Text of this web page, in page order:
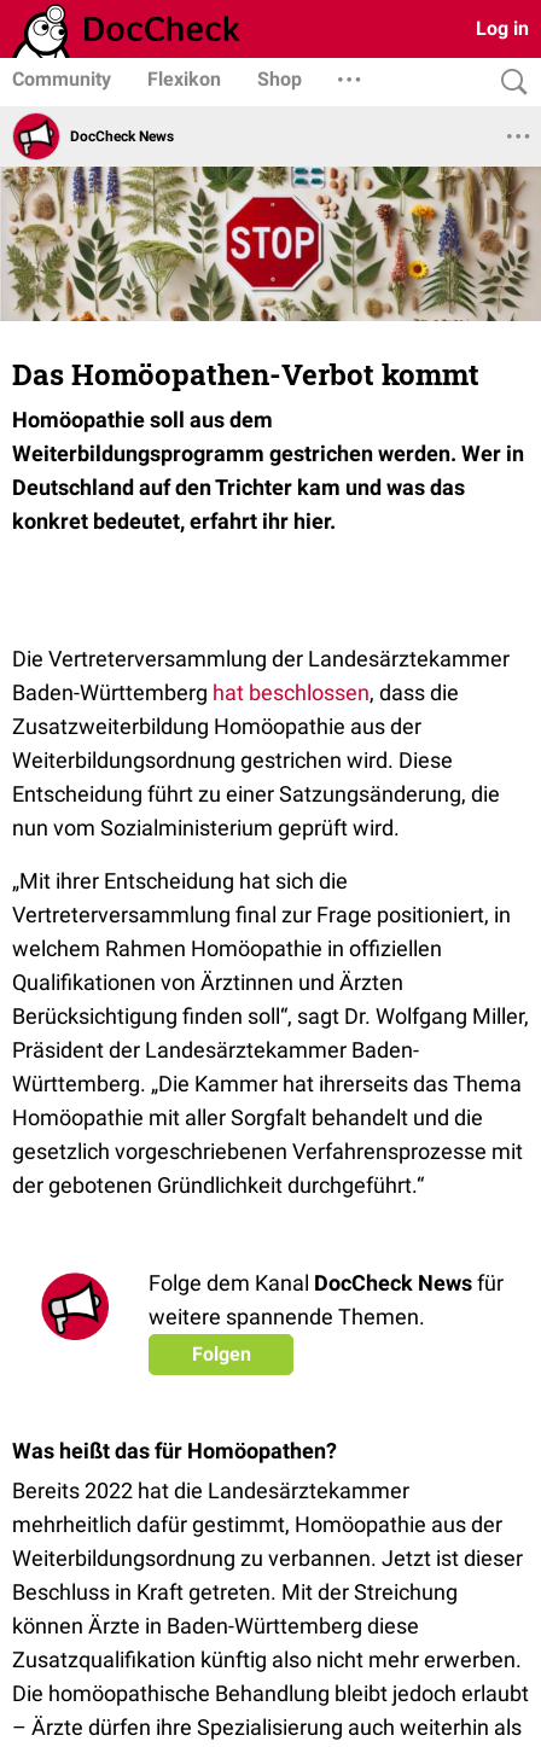
Log in
Community Flexikon Shop
DocCheck News
Das Homöopathen-Verbot kommt
Homöopathie soll aus dem
Weiterbildungsprogramm gestrichen werden. Wer in
Deutschland auf den Trichter kam und was das
konkret bedeutet, erfahrt ihr hier.
Die Vertreterversammlung der Landesärztekammer
Baden-Württemberg hat beschlossen, dass die
Zusatzweiterbildung Homöopathie aus der
Weiterbildungsordnung gestrichen wird. Diese
Entscheidung führt zu einer Satzungsänderung, die
nun vom Sozialministerium geprüft wird.
„Mit ihrer Entscheidung hat sich die
Vertreterversammlung final zur Frage positioniert, in
welchem Rahmen Homöopathie in offiziellen
Qualifikationen von Ärztinnen und Ärzten
Berücksichtigung finden soll“, sagt Dr. Wolfgang Miller,
Präsident der Landesärztekammer Baden-
Württemberg. „Die Kammer hat ihrerseits das Thema
Homöopathie mit aller Sorgfalt behandelt und die
gesetzlich vorgeschriebenen Verfahrensprozesse mit
der gebotenen Gründlichkeit durchgeführt.“
Folge dem Kanal DocCheck Newsfür
weitere spannende Themen.
Folgen
Was heißt das für Homöopathen?
Bereits 2022 hat die Landesärztekammer
mehrheitlich dafür gestimmt, Homöopathie aus der
Weiterbildungsordnung zu verbannen. Jetzt ist dieser
Beschluss in Kraft getreten. Mit der Streichung
können Ärzte in Baden-Württemberg diese
Zusatzqualifikation künftig also nicht mehr erwerben.
Die homöopathische Behandlung bleibt jedoch erlaubt
– Ärzte dürfen ihre Spezialisierung auch weiterhin als